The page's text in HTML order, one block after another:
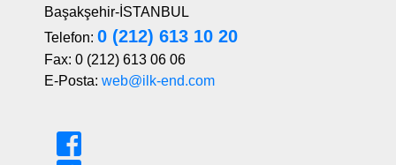
Başakşehir-İSTANBUL
Telefon: 0 (212) 613 10 20
Fax: 0 (212) 613 06 06
E-Posta: web@ilk-end.com